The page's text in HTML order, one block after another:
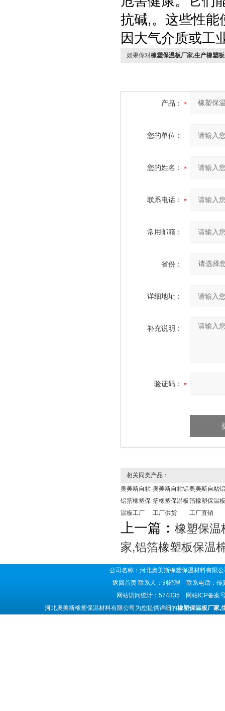
抗碱,。这些性能
因大气介质或工
如果你对橡塑保温板厂家,生产橡塑
产品：
您的单位：
您的姓名：
联系电话：
常用邮箱：
省份：
详细地址：
补充说明：
验证码：
相关同类产品：
奥美斯自粘
铝箔橡塑保
温板工厂
奥美斯自粘铝
箔橡塑保温板
工厂供货
奥美斯自粘铝
箔橡塑保温板
工厂直销
上一篇： 橡塑保温
家,铝箔橡塑板保温
公司名称：河北奥美斯橡塑保温材料有
返回首页 联系人：刘经理 联系电话：
网站访问统计：574335 网站ICP备案
河北奥美斯橡塑保温材料有限公司为您提供详细的橡塑保温板厂家,